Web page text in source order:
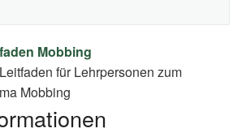
Mobbing
für Lehrpersonen zum
Mobbing